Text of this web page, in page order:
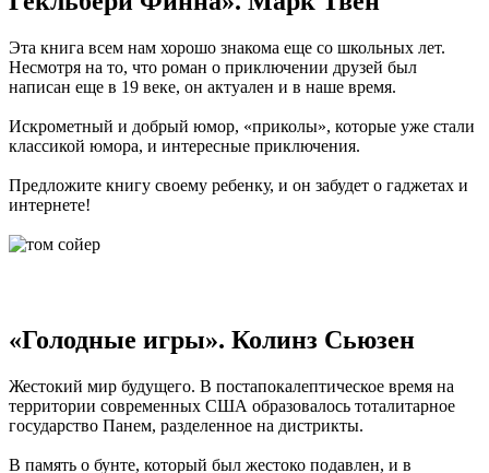
Эта книга всем нам хорошо знакома еще со школьных лет.
Несмотря на то, что роман о приключении друзей был
написан еще в 19 веке, он актуален и в наше время.
Искрометный и добрый юмор, «приколы», которые уже стали
классикой юмора, и интересные приключения.
Предложите книгу своему ребенку, и он забудет о гаджетах и
интернете!
«Голодные игры». Колинз Сьюзен
Жестокий мир будущего. В постапокалептическое время на
территории современных США образовалось тоталитарное
государство Панем, разделенное на дистрикты.
В память о бунте, который был жестоко подавлен, и в